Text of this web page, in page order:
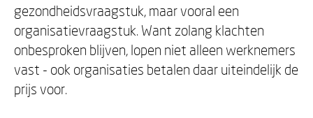
gezondheidsvraagstuk, maar vooral een
organisatievraagstuk. Want zolang klachten
onbesproken blijven, lopen niet alleen werknemers
vast - ook organisaties betalen daar uiteindelijk de
prijs voor.